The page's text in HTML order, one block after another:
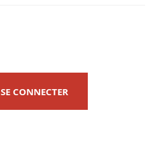
SE CONNECTER